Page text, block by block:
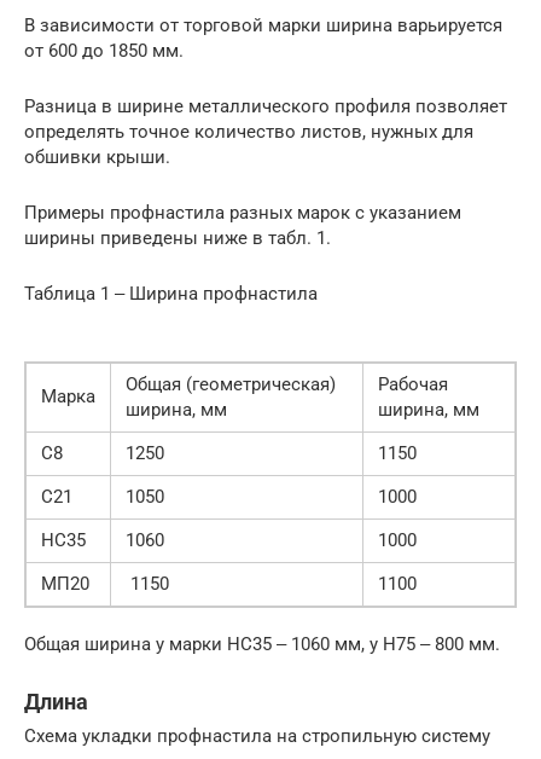
В зависимости от торговой марки ширина варьируется
от 600 до 1850 мм.
Разница в ширине металлического профиля позволяет
определять точное количество листов, нужных для
обшивки крыши.
Примеры профнастила разных марок с указанием
ширины приведены ниже в табл. 1.
Таблица 1 ‒ Ширина профнастила
Марка
Общая (геометрическая)
ширина, мм
Рабочая
ширина, мм
С8
1250
1150
С21
1050
1000
НС35
1060
1000
МП20
1150 1100
Общая ширина у марки НС35 ‒ 1060 мм, у Н75 ‒ 800 мм.
Длина
Схема укладки профнастила на стропильную систему